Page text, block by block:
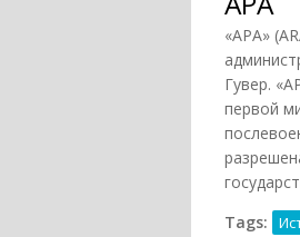
«АРА»
Гувер.
первой
Tags: